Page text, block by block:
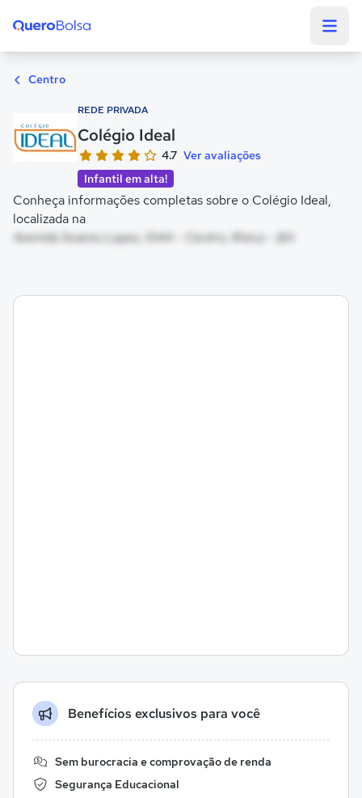
Centro
REDE PRIVADA
Colégio Ideal
4.7 Ver avaliações
Infantil em alta!
Conheça informações completas sobre o Colégio Ideal,
localizada na
Avenida Soares Lopes, 1044 - Centro, Ilhéus - BA
Benefícios exclusivos para você
Sem burocracia e comprovação de renda
Segurança Educacional